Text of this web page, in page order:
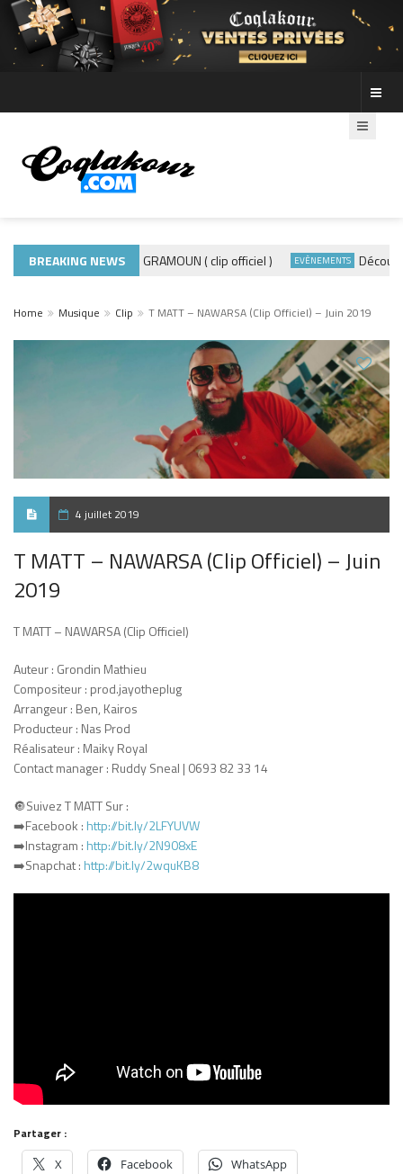
BREAKING NEWS
974 ADE440 – GRAMOUN ( clip officiel ) EVÈNEMENTS Découvre
Home Musique Clip T MATT – NAWARSA (Clip Officiel) – Juin 2019
4 juillet 2019
T MATT – NAWARSA (Clip Officiel) – Juin
2019
T MATT – NAWARSA (Clip Officiel)
Auteur : Grondin Mathieu
Compositeur : prod.jayotheplug
Arrangeur : Ben, Kairos
Producteur : Nas Prod
Réalisateur : Maiky Royal
Contact manager : Ruddy Sneal | 0693 82 33 14
🔘Suivez T MATT Sur :
➡️Facebook : http://bit.ly/2LFYUVW
➡️Instagram : http://bit.ly/2N908xE
➡️Snapchat : http://bit.ly/2wquKB8
Partager :
X Facebook WhatsApp